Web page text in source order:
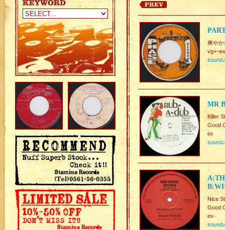
爽や
sound♪
MR
Killer
Good
ex
sound♪
Nice
Good
ex-
sound♪